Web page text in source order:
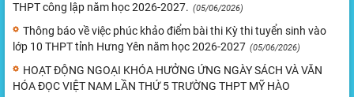
THPT công lập năm học 2026-2027. (05/06/2026)
Thông báo về việc phúc khảo điểm bài thi Kỳ thi tuyển sinh vào
lớp 10 THPT tỉnh Hưng Yên năm học 2026-2027 (05/06/2026)
HOẠT ĐỘNG NGOẠI KHÓA HƯỞNG ỨNG NGÀY SÁCH VÀ VĂN
HÓA ĐỌC VIỆT NAM LẦN THỨ 5 TRƯỜNG THPT MỸ HÀO